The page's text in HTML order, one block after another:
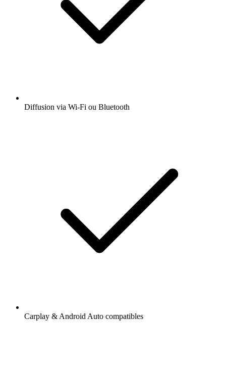
Diffusion via Wi-Fi ou Bluetooth
Carplay & Android Auto compatibles